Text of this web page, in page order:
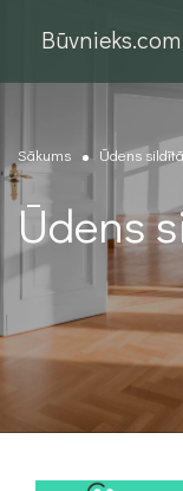
Būvnieks.com
Sākums Ūdens
Ūdens